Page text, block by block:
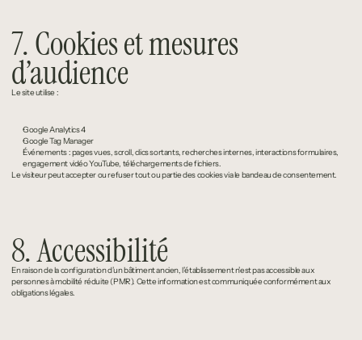
7. Cookies et mesures
d’audience
Le site utilise :
Google Analytics 4
Google Tag Manager
Événements : pages vues, scroll, clics sortants, recherches internes, interactions formulaires,
engagement vidéo YouTube, téléchargements de fichiers.
Le visiteur peut accepter ou refuser tout ou partie des cookies via le bandeau de consentement.
8. Accessibilité
En raison de la configuration d’un bâtiment ancien, l’établissement n’est pas accessible aux
personnes à mobilité réduite (PMR). Cette information est communiquée conformément aux
obligations légales.